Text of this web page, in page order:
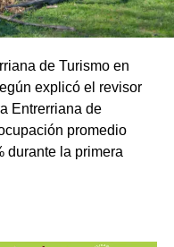
de Turismo en
explicó el revisor
Entrerriana de
promedio
durante la primera